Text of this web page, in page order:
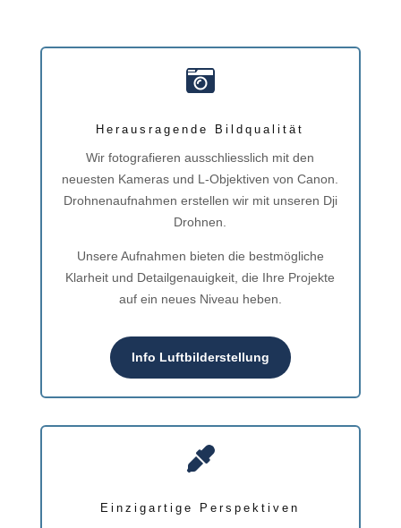

Herausragende Bildqualität
Wir fotografieren ausschliesslich mit den
neuesten Kameras und L-Objektiven von Canon.
Drohnenaufnahmen erstellen wir mit unseren Dji
Drohnen.
Unsere Aufnahmen bieten die bestmögliche
Klarheit und Detailgenauigkeit, die Ihre Projekte
auf ein neues Niveau heben.
Info Luftbilderstellung

Einzigartige Perspektiven